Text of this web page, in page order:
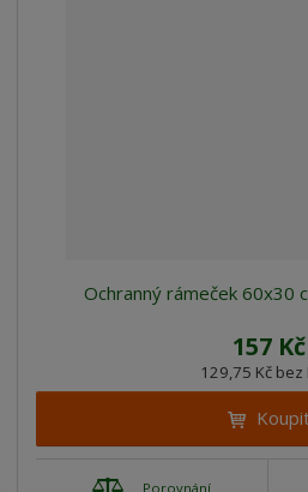
Ochranný rámeček 60x30
157 Kč
129,75 Kč bez
Porovnání